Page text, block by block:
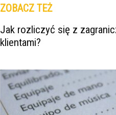
ZOBACZ TEŻ
Jak rozliczyć się z
klientami?